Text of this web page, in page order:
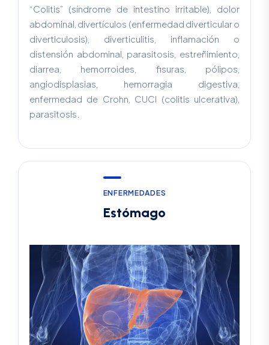
“Colitis” (síndrome de intestino irritable), dolor
abdominal, divertículos (enfermedad diverticular o
diverticulosis), diverticulitis, inflamación o
distensión abdominal, parasitosis, estreñimiento,
diarrea, hemorroides, fisuras, pólipos,
angiodisplasias, hemorragia digestiva,
enfermedad de Crohn, CUCI (colitis ulcerativa),
parasitosis.
ENFERMEDADES
Estómago